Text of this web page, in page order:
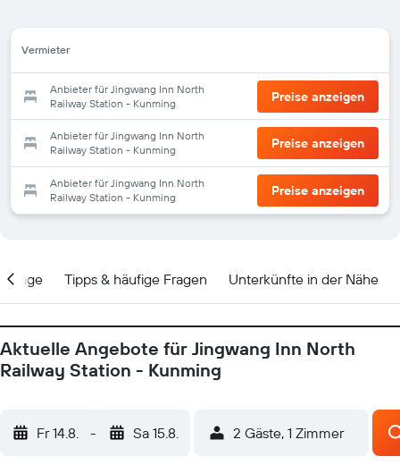
Vermieter
Anbieter für Jingwang Inn North
Railway Station - Kunming
Preise anzeigen
Anbieter für Jingwang Inn North
Railway Station - Kunming
Preise anzeigen
Anbieter für Jingwang Inn North
Railway Station - Kunming
Preise anzeigen
Lage Tipps & häufige Fragen Unterkünfte in der Nähe
Aktuelle Angebote für Jingwang Inn North
Railway Station - Kunming
Fr 14.8. - Sa 15.8. 2 Gäste, 1 Zimmer